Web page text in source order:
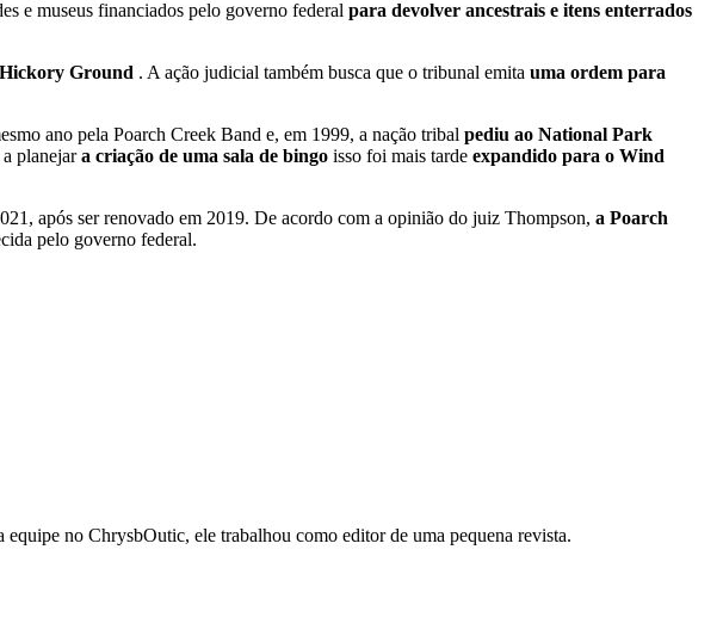
e museus financiados pelo governo federal para devolver ancestrais e itens enterrados
Ground . A ação judicial também busca que o tribunal emita uma ordem para
ano pela Poarch Creek Band e, em 1999, a nação tribal pediu ao National Park
planejara criação de uma sala de bingo isso foi mais tarde expandido para o Wind
após ser renovado em 2019. De acordo com a opinião do juiz Thompson, a Poarch
pelo governo federal.
no ChrysbOutic, ele trabalhou como editor de uma pequena revista.